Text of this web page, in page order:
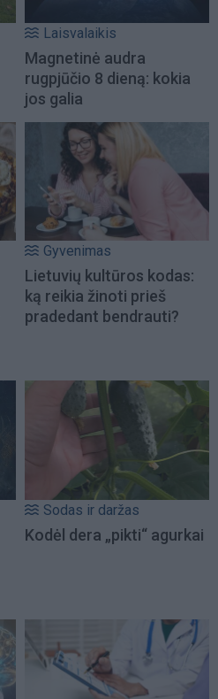
Laisvalaikis
Magnetinė audra
rugpjūčio 8 dieną: kokia
jos galia
Gyvenimas
Lietuvių kultūros kodas:
ką reikia žinoti prieš
pradedant bendrauti?
Sodas ir daržas
Kodėl dera „pikti“ agurkai